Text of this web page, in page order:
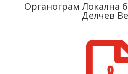
Органограм Локална
Делчев